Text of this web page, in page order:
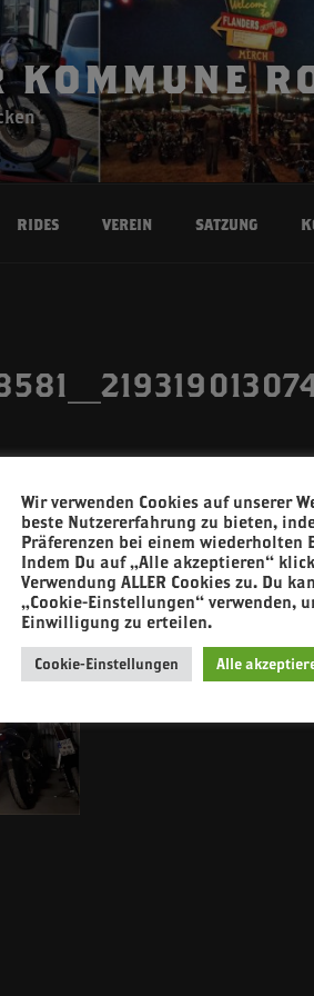
KOMMUNE
Rides Verein Satzung
Wir verwenden Cookies auf unserer
beste Nutzererfahrung zu bieten,
Präferenzen bei einem wiederholten
Indem Du auf „Alle akzeptieren“
Verwendung ALLER Cookies zu. Du
„Cookie-Einstellungen“ verwenden,
Einwilligung zu erteilen.
Cookie-Einstellungen Alle